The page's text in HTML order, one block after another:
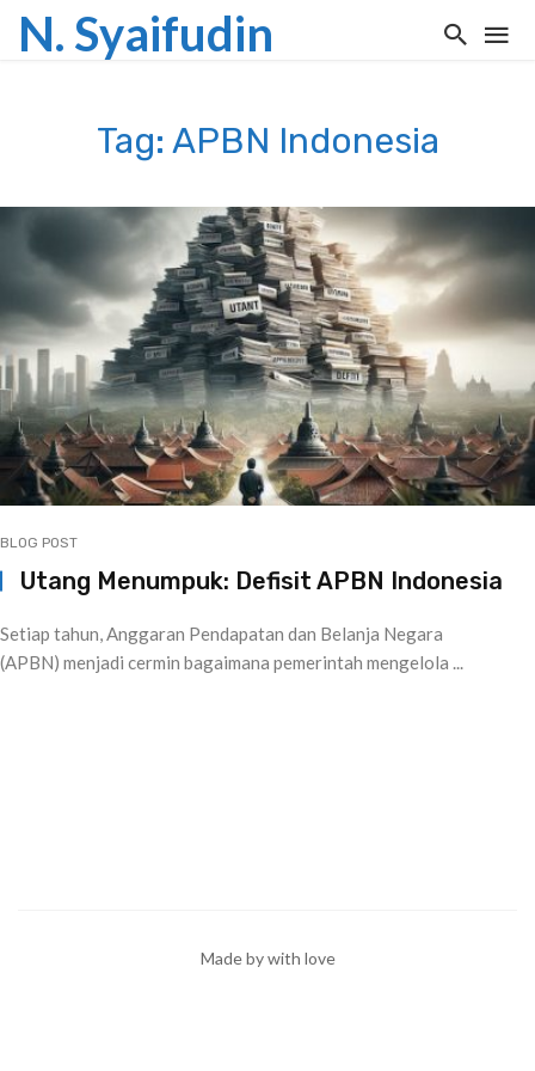
N. Syaifudin
Tag: APBN Indonesia
BLOG POST
Utang Menumpuk: Defisit APBN Indonesia
Setiap tahun, Anggaran Pendapatan dan Belanja Negara
(APBN) menjadi cermin bagaimana pemerintah mengelola ...
Made by with love